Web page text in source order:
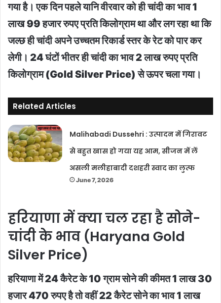
गया है। एक दिन पहले यानि वीरवार को ही चांदी का भाव 1
लाख 99 हजार रुपए प्रति किलोग्राम था और लग रहा था कि
जल्छ ही चांदी अपने उच्चतम रिकार्ड स्तर के रेट को पार कर
लेगी। 24 घंटों भीतर ही चांदी का भाव 2 लाख रुपए प्रति
किलोग्राम (Gold Silver Price) से ऊपर चला गया।
Related Articles
Malihabadi Dussehri : उत्पादन में गिरावट
से बहुत खास हो गया यह आम, सीजन में लें
असली मलीहाबादी दशहरी स्वाद का लुत्फ
June 7, 2026
हरियाणा में क्या चल रहा है सोने-
चांदी के भाव (Haryana Gold
Silver Price)
हरियाणा में 24 कैरेट के 10 ग्राम सोने की कीमत 1 लाख 30
हजार 470 रुपए है तो वहीं 22 कैरेट सोने का भाव 1 लाख